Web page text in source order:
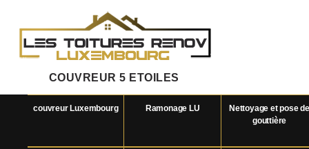
COUVREUR 5 ETOILES
couvreur Luxembourg Ramonage LU
Nettoyage et pose de
gouttière